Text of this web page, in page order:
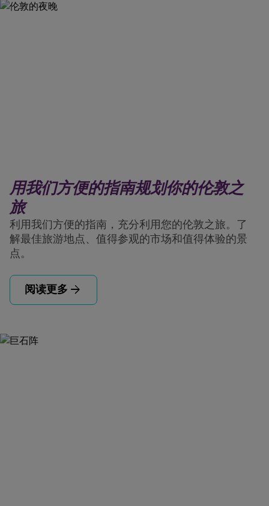
用我们方便的指南规划你的伦敦之
旅
利用我们方便的指南，充分利用您的伦敦之旅。了
解最佳旅游地点、值得参观的市场和值得体验的景
点。
阅读更多 arrow_forward